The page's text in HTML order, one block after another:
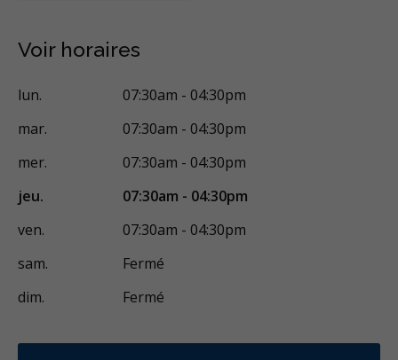
Voir horaires
lun.
07:30am - 04:30pm
mar.
07:30am - 04:30pm
mer.
07:30am - 04:30pm
jeu.
07:30am - 04:30pm
ven.
07:30am - 04:30pm
sam.
Fermé
dim.
Fermé